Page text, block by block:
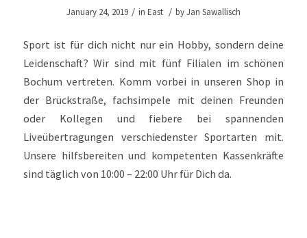
January 24, 2019 / in East / byJan Sawallisch
Sport ist für dich nicht nur ein Hobby, sondern deine
Leidenschaft? Wir sind mit fünf Filialen im schönen
Bochum vertreten. Komm vorbei in unseren Shop in
der Brückstraße, fachsimpele mit deinen Freunden
oder Kollegen und fiebere bei spannenden
Liveübertragungen verschiedenster Sportarten mit.
Unsere hilfsbereiten und kompetenten Kassenkräfte
sind täglich von 10:00 – 22:00 Uhr für Dich da.